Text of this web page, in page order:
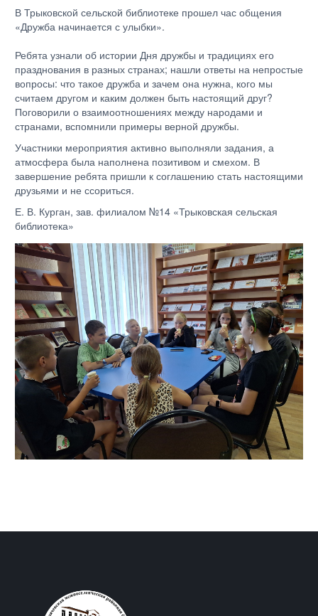
В Трыковской сельской библиотеке прошел час общения
«Дружба начинается с улыбки».
Ребята узнали об истории Дня дружбы и традициях его
празднования в разных странах; нашли ответы на непростые
вопросы: что такое дружба и зачем она нужна, кого мы
считаем другом и каким должен быть настоящий друг?
Поговорили о взаимоотношениях между народами и
странами, вспомнили примеры верной дружбы.
Участники мероприятия активно выполняли задания, а
атмосфера была наполнена позитивом и смехом. В
завершение ребята пришли к соглашению стать настоящими
друзьями и не ссориться.
Е. В. Курган, зав. филиалом №14 «Трыковская сельская
библиотека»